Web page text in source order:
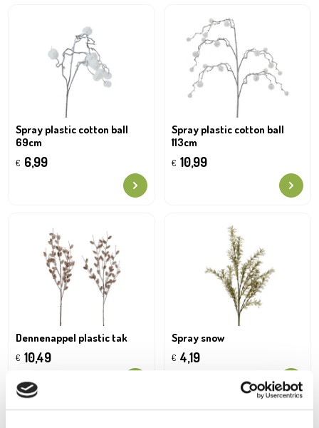
Spray plastic cotton ball
69cm
€ 6,99
Spray plastic cotton ball
113cm
€ 10,99
Dennenappel plastic tak
€ 10,49
Spray snow
€ 4,19